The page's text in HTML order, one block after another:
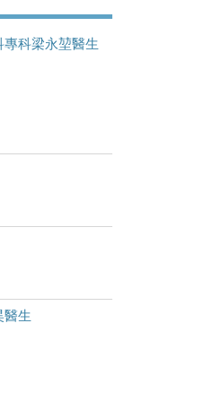
科梁永堃醫生
醫生